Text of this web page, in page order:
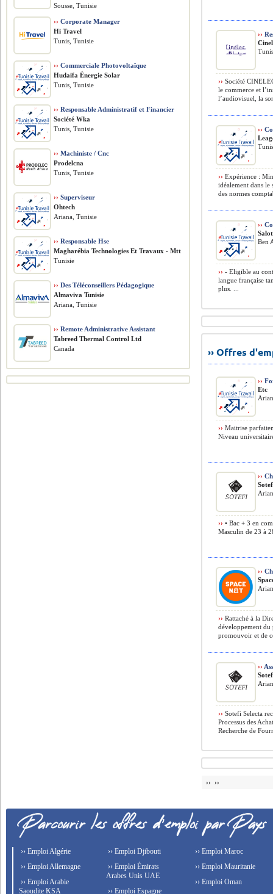
››
›› Société
le commerce et
l’audiovisuel, la
››
›› Expérience :
idéalement dans
des normes
››
Ben
›› - Eligible au
langue française
plus. ...
›› Offres
››
Etc
›› Maitrise
Niveau
››
›› • Bac + 3 en
Masculin de 23 à
››
›› Rattaché à la
développement
promouvoir et de
››
›› Sotefi Selecta
Processus des
Recherche de
›› ››
Sousse, Tunisie
›› Corporate Manager
Hi Travel
Tunis, Tunisie
›› Commerciale Photovoltaïque
Hudaifa Énergie Solar
Tunis, Tunisie
›› Responsable Administratif et Financier
Société Wka
Tunis, Tunisie
›› Machiniste / Cnc
Prodelcna
Tunis, Tunisie
›› Superviseur
Ohtech
Ariana, Tunisie
›› Responsable Hse
Magharébia Technologies Et Travaux - Mtt
Tunisie
›› Des Téléconseillers Pédagogique
Almaviva Tunisie
Ariana, Tunisie
›› Remote Administrative Assistant
Tabreed Thermal Control Ltd
Canada
›› Emploi Algérie
›› Emploi Allemagne
›› Emploi Arabie
Saoudite KSA
›› Emploi Djibouti
›› Emploi Émirats
Arabes Unis UAE
›› Emploi Espagne
›› Emploi Maroc
›› Emploi Mauritanie
›› Emploi Oman